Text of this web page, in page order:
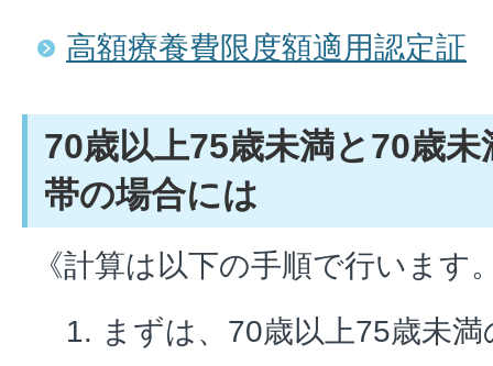
高額療養費限度額適用認定証
70歳以上75歳未満と70歳
帯の場合には
《計算は以下の手順で行います
まずは、70歳以上75歳未